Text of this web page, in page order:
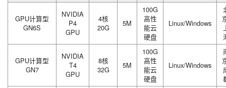
GPU计算型
GN6S
NVIDIA
P4
GPU
4核
20G
5M
100G
高性
能云
硬盘
Linux/Windows
GPU计算型
GN7
NVIDIA
T4
GPU
8核
32G
5M
100G
高性
能云
硬盘
Linux/Windows